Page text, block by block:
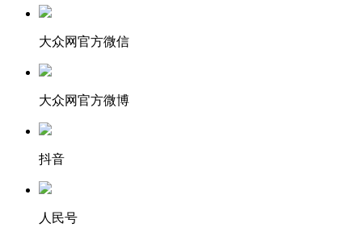
大众网官方微信
大众网官方微博
抖音
人民号